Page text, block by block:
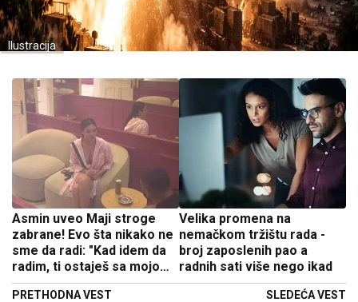
Ilustracija
Asmin uveo Maji stroge
zabrane! Evo šta nikako ne
sme da radi: "Kad idem da
radim, ti ostaješ sa mojom
sestrom"
PRETHODNA VEST
Velika promena na
nemačkom tržištu rada -
broj zaposlenih pao a
radnih sati više nego ikad
SLEDEĆA VEST